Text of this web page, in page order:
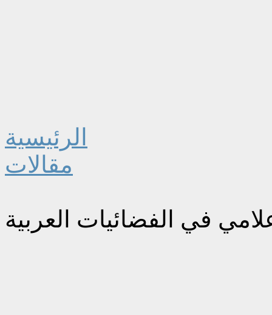
الرئيسية
مقالات
في الفضائيات العربية